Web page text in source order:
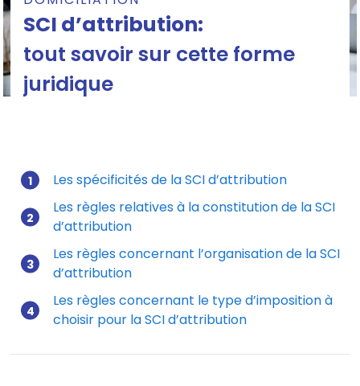
SCI d’attribution:
tout savoir sur cette forme
juridique
Mis à jour le 17/11/2025
Les spécificités de la SCI d’attribution
Les règles relatives à la constitution de la SCI
d’attribution
Les règles concernant l’organisation de la SCI
d’attribution
Les règles concernant le type d’imposition à
choisir pour la SCI d’attribution